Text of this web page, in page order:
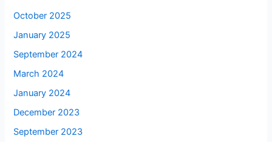
October 2025
January 2025
September 2024
March 2024
January 2024
December 2023
September 2023